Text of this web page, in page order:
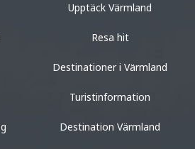
Upptäck Värmland
Resa hit
Destinationer i Värmland
Turistinformation
Destination Värmland